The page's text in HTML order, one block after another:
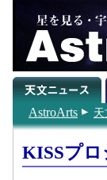
AstroArts
KISSプロ